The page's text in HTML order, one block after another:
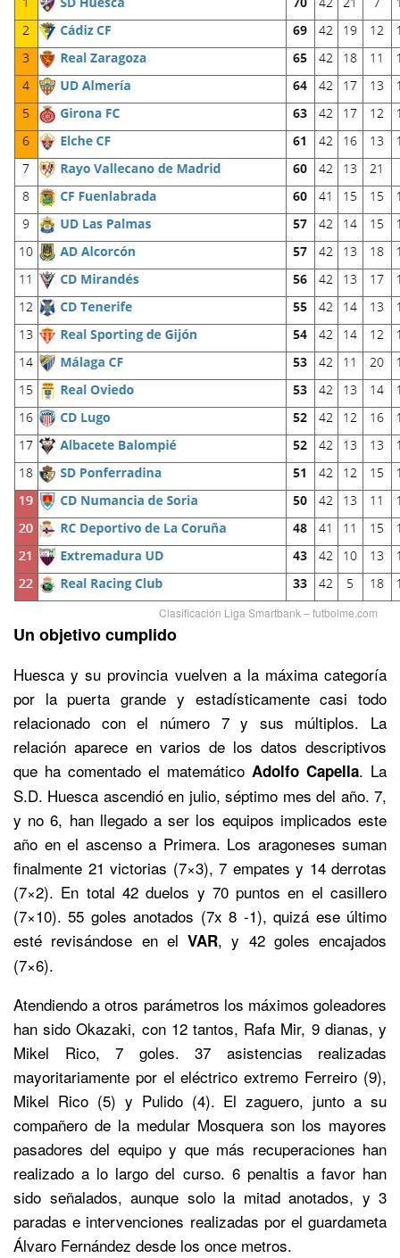
Clasificación Liga Smartbank – futbolme.com
Un objetivo cumplido
Huesca y su provincia vuelven a la máxima categoría
por la puerta grande y estadísticamente casi todo
relacionado con el número 7 y sus múltiplos. La
relación aparece en varios de los datos descriptivos
que ha comentado el matemático Adolfo Capella. La
S.D. Huesca ascendió en julio, séptimo mes del año. 7,
y no 6, han llegado a ser los equipos implicados este
año en el ascenso a Primera. Los aragoneses suman
finalmente 21 victorias (7×3), 7 empates y 14 derrotas
(7×2). En total 42 duelos y 70 puntos en el casillero
(7×10). 55 goles anotados (7x 8 -1), quizá ese último
esté revisándose en el VAR, y 42 goles encajados
(7×6).
Atendiendo a otros parámetros los máximos goleadores
han sido Okazaki, con 12 tantos, Rafa Mir, 9 dianas, y
Mikel Rico, 7 goles. 37 asistencias realizadas
mayoritariamente por el eléctrico extremo Ferreiro (9),
Mikel Rico (5) y Pulido (4). El zaguero, junto a su
compañero de la medular Mosquera son los mayores
pasadores del equipo y que más recuperaciones han
realizado a lo largo del curso. 6 penaltis a favor han
sido señalados, aunque solo la mitad anotados, y 3
paradas e intervenciones realizadas por el guardameta
Álvaro Fernández desde los once metros.